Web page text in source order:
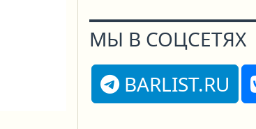
МЫ В СОЦСЕТЯХ
BARLIST.RU